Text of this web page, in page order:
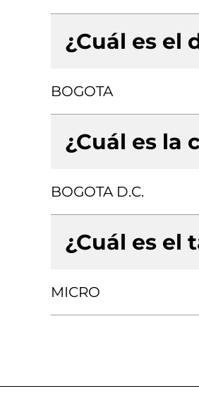
¿Cuál es el
BOGOTA
¿Cuál es la
BOGOTA D.C.
¿Cuál es el
MICRO